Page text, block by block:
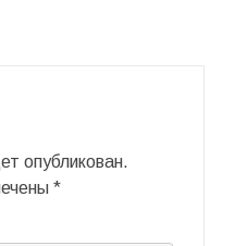
опубликован.
*